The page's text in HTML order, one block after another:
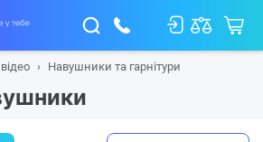
Навушники та гарнітури